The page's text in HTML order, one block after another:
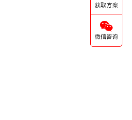
获取方案
微信咨询